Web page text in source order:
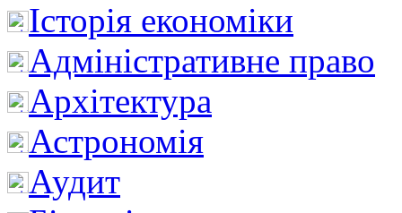
Історія економіки
Адміністративне право
Архітектура
Астрономія
Аудит